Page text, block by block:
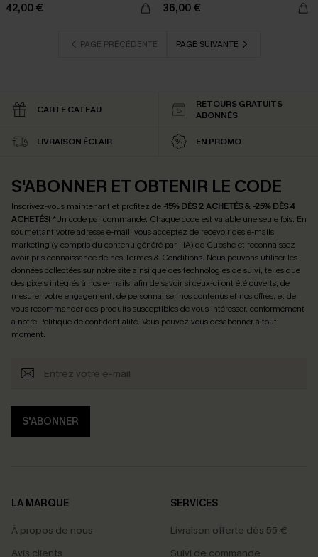
42,00 € 36,00 €
PAGE PRÉCÉDENTE PAGE SUIVANTE
CARTE CATEAU
RETOURS GRATUITS
ABONNÉS
LIVRAISON ÉCLAIR EN PROMO
S'ABONNER ET OBTENIR LE CODE
Inscrivez-vous maintenant et profitez de -15% DÈS 2 ACHETÉS & -25% DÈS 4
ACHETÉS! *Un code par commande. Chaque code est valable une seule fois. En
soumettant votre adresse e-mail, vous acceptez de recevoir des e-mails
marketing (y compris du contenu généré par l'IA) de Cupshe et reconnaissez
avoir pris connaissance de nosTermes & Conditions. Nous pouvons utiliser les
données collectées sur notre site ainsi que des technologies de suivi, telles que
des pixels intégrés à nos e-mails, afin de savoir si ceux-ci ont été ouverts, de
mesurer votre engagement, de personnaliser nos contenus et nos offres, et de
vous recommander des produits susceptibles de vous intéresser, conformément
à notre Politique de confidentialité. Vous pouvez vous désabonner à tout
moment.
S'ABONNER
LA MARQUE
À propos de nous
Avis clients
SERVICES
Livraison offerte dès 55 €
Suivi de commande